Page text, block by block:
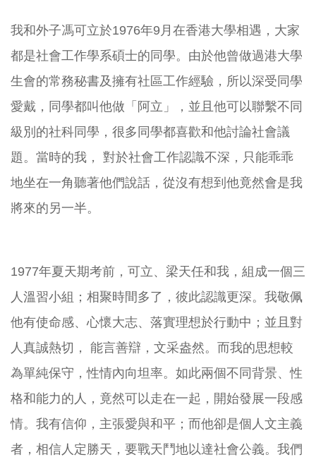
我和外子馮可立於1976年9月在香港大學相遇，大家
都是社會工作學系碩士的同學。由於他曾做過港大學
生會的常務秘書及擁有社區工作經驗，所以深受同學
愛戴，同學都叫他做「阿立」，並且他可以聯繫不同
級別的社科同學，很多同學都喜歡和他討論社會議
題。當時的我， 對於社會工作認識不深，只能乖乖
地坐在一角聽著他們說話，從沒有想到他竟然會是我
將來的另一半。
1977年夏天期考前，可立、梁天任和我，組成一個三
人溫習小組；相聚時間多了，彼此認識更深。我敬佩
他有使命感、心懷大志、落實理想於行動中；並且對
人真誠熱切， 能言善辯，文采盎然。而我的思想較
為單純保守，性情內向坦率。如此兩個不同背景、性
格和能力的人，竟然可以走在一起，開始發展一段感
情。我有信仰，主張愛與和平；而他卻是個人文主義
者，相信人定勝天，要戰天鬥地以達社會公義。我們